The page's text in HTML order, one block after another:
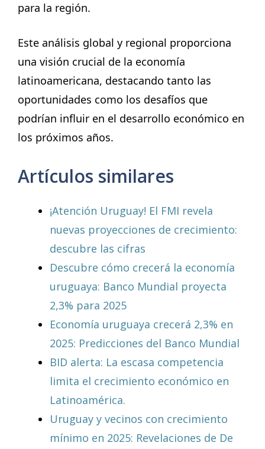
para la región.
Este análisis global y regional proporciona
una visión crucial de la economía
latinoamericana, destacando tanto las
oportunidades como los desafíos que
podrían influir en el desarrollo económico en
los próximos años.
Artículos similares
¡Atención Uruguay! El FMI revela
nuevas proyecciones de crecimiento:
descubre las cifras
Descubre cómo crecerá la economía
uruguaya: Banco Mundial proyecta
2,3% para 2025
Economía uruguaya crecerá 2,3% en
2025: Predicciones del Banco Mundial
BID alerta: La escasa competencia
limita el crecimiento económico en
Latinoamérica.
Uruguay y vecinos con crecimiento
mínimo en 2025: Revelaciones de De